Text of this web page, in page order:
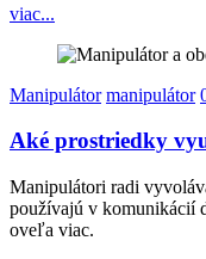
viac...
Manipulátor manipulátor
Aké prostriedky
Manipulátori radi
používajú v komunikácií
oveľa viac.